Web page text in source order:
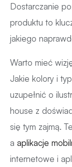
Dostarczanie
produktu to
jakiego
Warto mieć
Jakie kolory i
uzupełnić o
house z
się tym zajmą.
a aplikacje
internetowe i